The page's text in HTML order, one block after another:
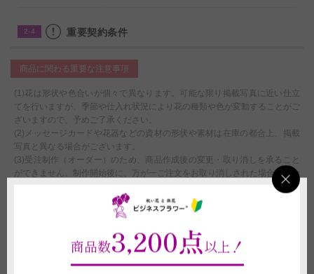
2-4 重要契約条件
商品に関わる重要な注意事項
(1)花は形状や色合いが個々で異なります。可能な限り掲載写真に近い仕立
てを行いますが、季節や仕入れ状況により花の種類や色が変動することがご
ざいますので、予めご了承ください。
(2)メッセージカードや花器などの資材の形状や素材は在庫の都合上、掲載
写真と異なる場合がございます。
(3)受注制作（オーダー）のため、商品作成後の変更・取り消しを承ること
ができません。制作開始後に、万が一ご注文をお取り消しされた場合も代金
配送に関わる重要な注意事項
(1)宅配納品の為、斎場やお寺などのご葬儀にはこの商品をお届けすること
はできません。斎場やお寺のご葬儀に宛てたご注文につきましては、自動キ
ャンセルさせていただきます。
商品数3,200点以上！